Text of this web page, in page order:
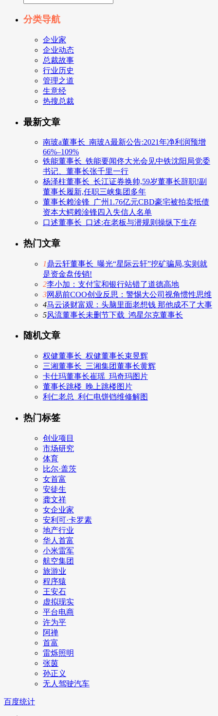
分类导航
企业家
企业动态
总裁故事
行业历史
管理之道
生意经
热搜总裁
最新文章
南玻a董事长_南玻A最新公告:2021年净利润预增
66%–109%
铁能董事长_铁能要闻佟大光会见中铁沈阳局党委
书记、董事长张千里一行
杨泽柱董事长_长江证券换帅,59岁董事长辞职!副
董事长履新,任职三峡集团多年
董事长赖淦锋_广州1.76亿元CBD豪宅被拍卖抵债
资本大鳄赖淦锋四入失信人名单
口述董事长_口述:在老板与潜规则操纵下生存
热门文章
1鼎云轩董事长_曝光“星际云轩”挖矿骗局,实则就
是资金盘传销!
2李小加：支付宝和银行站错了道德高地
3网易前COO创业反思：警惕大公司视角惯性思维
4马云谈财富观：头脑里面老想钱 那他成不了大事
5风流董事长未删节下载_鸿星尔克董事长
随机文章
权健董事长_权健董事长束昱辉
三湘董事长_三湘集团董事长黄辉
卡仕玛董事长崔瑶_玛奇玛图片
董事长跳楼_晚上跳楼图片
利仁老总_利仁电饼铛维修解图
热门标签
创业项目
市场研究
体育
比尔·盖茨
女首富
安徒生
龚文祥
女企业家
安利可·卡罗素
地产行业
华人首富
小米雷军
航空集团
旅游业
程序猿
王安石
虚拟现实
平台电商
许为平
阿禅
首富
雷烁照明
张茵
孙正义
无人驾驶汽车
百度统计